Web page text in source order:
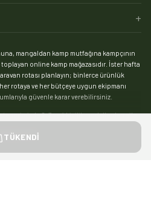
TÜKENDI
+
mangaldan kamp mutfağına kampçının
online kamp mağazasıdır. İster hafta
rotası planlayın; binlerce ürünlük
rotaya ve her bütçeye uygun ekipmanı
güvenle karar verebilirsiniz.
2, 3 ve 4 kişilik modellerden aile
içinde kurulan otomatik çadırlardan
yelpaze sizi bekliyor. Zorlu hava koşullarında
dayanımına göre seçebileceğiniz
gör